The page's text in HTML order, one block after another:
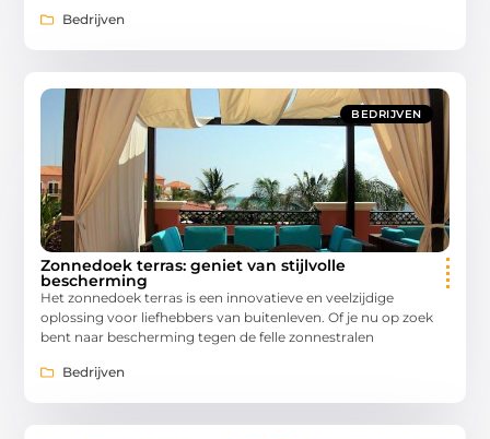
Bedrijven
BEDRIJVEN
Zonnedoek terras: geniet van stijlvolle
bescherming
Het zonnedoek terras is een innovatieve en veelzijdige
oplossing voor liefhebbers van buitenleven. Of je nu op zoek
bent naar bescherming tegen de felle zonnestralen
Bedrijven